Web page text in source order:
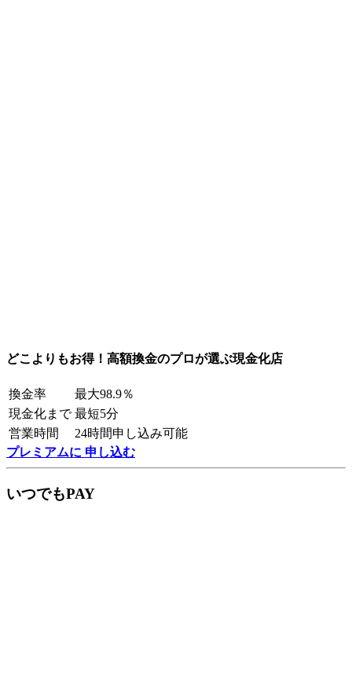
どこよりもお得！高額換金のプロが選ぶ現金化店
換金率
最大98.9％
現金化まで 最短5分
営業時間
24時間申し込み可能
プレミアムに 申し込む
いつでもPAY